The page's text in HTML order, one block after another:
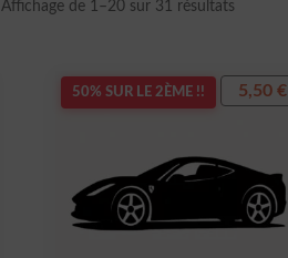
Affichage de 1–20 sur 31 résultats
récent
au
50% SUR LE 2ÈME !! 5,50 €